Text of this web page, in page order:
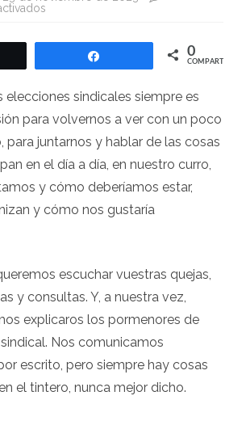
contigo
situación
Mañana
en
0
COMPARTIR
elecciones sindicales siempre es
para volvernos a ver con un poco
para juntarnos y hablar de las cosas
en el día a día, en nuestro curro,
y cómo deberíamos estar,
y cómo nos gustaría
escuchar vuestras quejas,
y consultas. Y, a nuestra vez,
explicaros los pormenores de
Nos comunicamos
escrito, pero siempre hay cosas
el tintero, nunca mejor dicho.